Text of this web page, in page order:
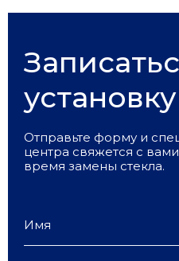
установку
Отправьте форму и
центра свяжется с
время замены стекла.